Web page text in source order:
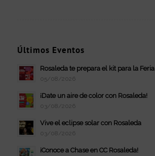
Últimos Eventos
Rosaleda te prepara el kit para la Feria
05/08/2026
¡Date un aire de color con Rosaleda!
03/08/2026
Vive el eclipse solar con Rosaleda
03/08/2026
¡Conoce a Chase en CC Rosaleda!